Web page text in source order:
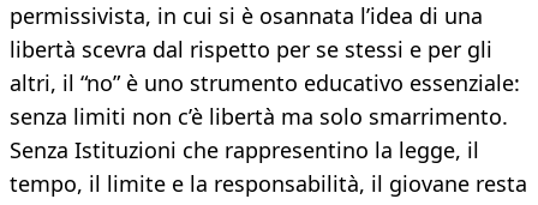
permissivista, in cui si è osannata l’idea di una
libertà scevra dal rispetto per se stessi e per gli
altri, il “no” è uno strumento educativo essenziale:
senza limiti non c’è libertà ma solo smarrimento.
Senza Istituzioni che rappresentino la legge, il
tempo, il limite e la responsabilità, il giovane resta